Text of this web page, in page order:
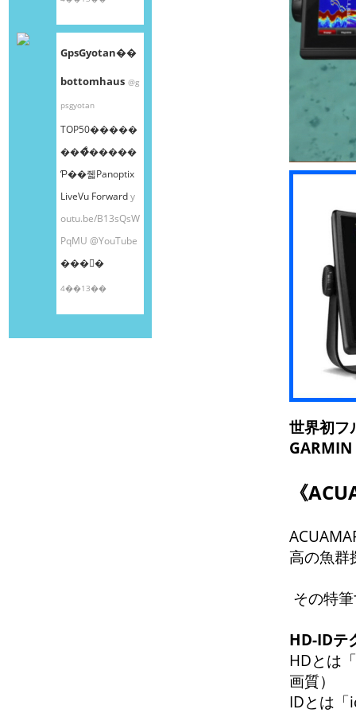
GpsGyotan��
bottomhaus @g
psgyotan
TOP50�����
���ͤ�����
Ƥ��줿Panoptix
LiveVu Forwardy
outu.be/B13sQsW
PqMU @YouTube
���󤫤�
4��13��
世界初フ
《
高の魚群
その特
HD-IDテ
HDとは
画質）
IDとは